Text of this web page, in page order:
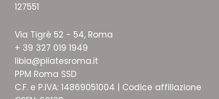
127551
Via Tigrè 52 - 54, Roma
+ 39 327 019 1949
libia@pilatesroma.it
PPM Roma SSD
C.F. e P.IVA: 14869051004 | Codice affiliazione